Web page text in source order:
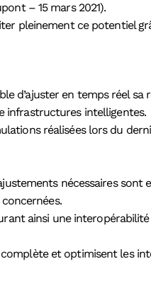
– 15 mars 2021).
pleinement ce potentiel
d’ajuster en temps réel sa
infrastructures intelligentes.
réalisées lors du
nécessaires sont
ainsi une
et optimisent les